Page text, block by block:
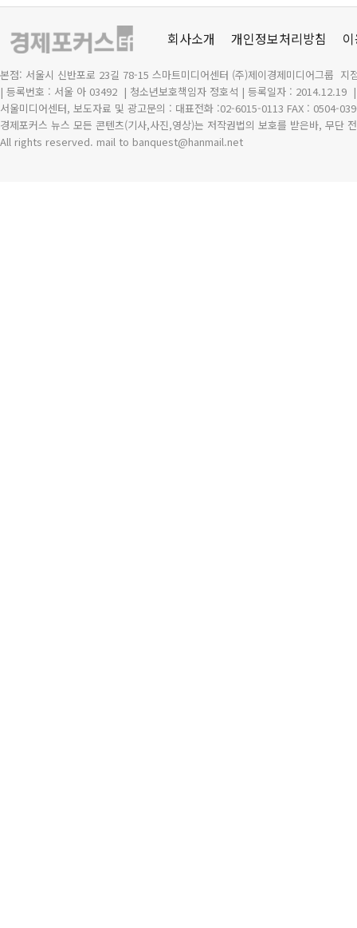
회사소개 개인정보처리방침
본점: 서울시 신반포로 23길 78-15 스마트미디어센터 (주)제이경제미디어그룹 지
| 등록번호 : 서울 아 03492 | 청소년보호책임자 정호석 | 등록일자 : 2014.12.19
서울미디어센터, 보도자료 및 광고문의 : 대표전화 :02-6015-0113 FAX : 0504-
경제포커스 뉴스 모든 콘텐츠(기사,사진,영상)는 저작권법의 보호를 받은바, 무단
All rights reserved. mail to banquest@hanmail.net